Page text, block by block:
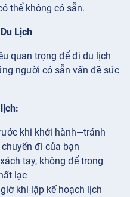
thể không có sẵn.
Lịch
quan trọng để đi du lịch
người có sẵn vấn đề sức
khi khởi hành—tránh
đi của bạn
tay, không để trong
lạc
khi lập kế hoạch lịch